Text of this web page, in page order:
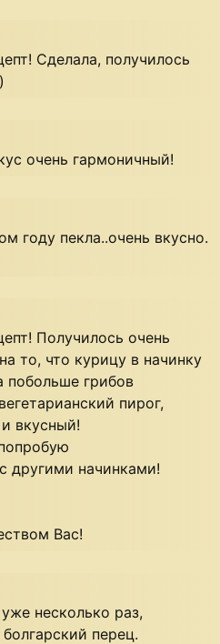
Сделала, получилось
очень гармоничный!
году пекла..очень вкусно.
Получилось очень
то, что курицу в начинку
побольше грибов
пирог,
вкусный!
другими начинками!
Вас!
несколько раз,
перец.